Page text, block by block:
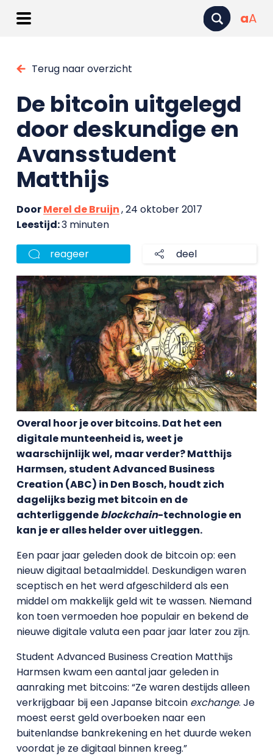
aA
Terug naar overzicht
De bitcoin uitgelegd
door deskundige en
Avansstudent
Matthijs
DoorMerel de Bruijn, 24 oktober 2017
Leestijd:3 minuten
reageer deel
Overal hoor je over bitcoins. Dat het een
digitale munteenheid is, weet je
waarschijnlijk wel, maar verder? Matthijs
Harmsen, student Advanced Business
Creation (ABC) in Den Bosch, houdt zich
dagelijks bezig met bitcoin en de
achterliggendeblockchain-technologie en
kan je er alles helder over uitleggen.
Een paar jaar geleden dook de bitcoin op: een
nieuw digitaal betaalmiddel. Deskundigen waren
sceptisch en het werd afgeschilderd als een
middel om makkelijk geld wit te wassen. Niemand
kon toen vermoeden hoe populair en bekend de
nieuwe digitale valuta een paar jaar later zou zijn.
Student Advanced Business Creation Matthijs
Harmsen kwam een aantal jaar geleden in
aanraking met bitcoins: “Ze waren destijds alleen
verkrijgbaar bij een Japanse bitcoin exchange. Je
moest eerst geld overboeken naar een
buitenlandse bankrekening en het duurde weken
voordat je ze digitaal binnen kreeg.”